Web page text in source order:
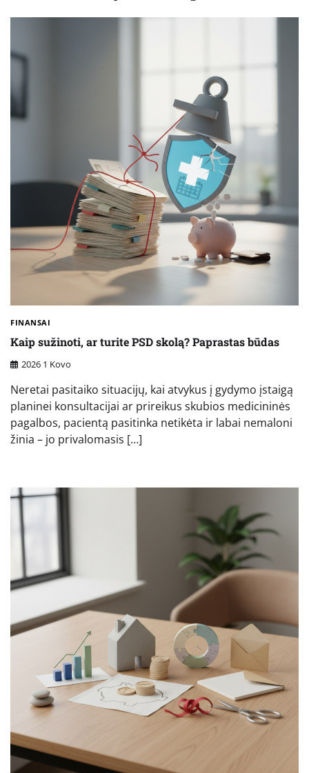
FINANSAI
Kaip sužinoti, ar turite PSD skolą? Paprastas būdas
2026 1 Kovo
Neretai pasitaiko situacijų, kai atvykus į gydymo įstaigą
planinei konsultacijai ar prireikus skubios medicininės
pagalbos, pacientą pasitinka netikėta ir labai nemaloni
žinia – jo privalomasis […]